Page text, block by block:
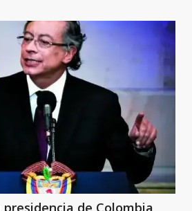
de Colombia